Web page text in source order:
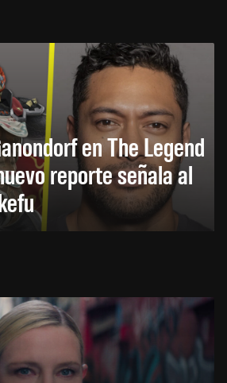
en The Legend
reporte señala al